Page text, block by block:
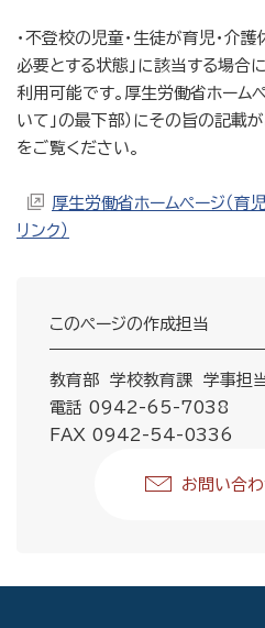
・不登校の児童・生徒が育児・介
必要とする状態」に該当する場合
利用可能です。厚生労働省ホーム
いて」の最下部）にその旨の記載
をご覧ください。
厚生労働省ホームページ（育
リンク）
このページの作成担当
教育部 学校教育課 学事担
電話 0942-65-7038
FAX 0942-54-0336
お問い合わ